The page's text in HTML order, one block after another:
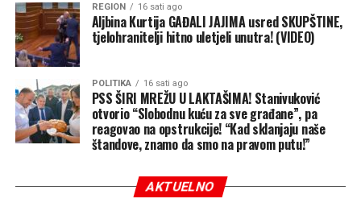
REGION 16 sati ago
Aljbina Kurtija GAĐALI JAJIMA usred SKUPŠTINE,
tjelohranitelji hitno uletjeli unutra! (VIDEO)
POLITIKA 16 sati ago
PSS ŠIRI MREŽU U LAKTAŠIMA! Stanivuković
otvorio “Slobodnu kuću za sve građane”, pa
reagovao na opstrukcije! “Kad sklanjaju naše
štandove, znamo da smo na pravom putu!”
AKTUELNO